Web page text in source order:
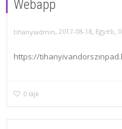
Webapp
tihanyiadmin, 2017-08-18, Egyéb, 0
https://
0 lájk